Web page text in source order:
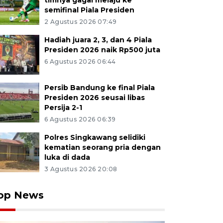
semifinal Piala Presiden
2 Agustus 2026 07:49
Hadiah juara 2, 3, dan 4 Piala
Presiden 2026 naik Rp500 juta
6 Agustus 2026 06:44
Persib Bandung ke final Piala
Presiden 2026 seusai libas
Persija 2-1
6 Agustus 2026 06:39
Polres Singkawang selidiki
kematian seorang pria dengan
luka di dada
3 Agustus 2026 20:08
News